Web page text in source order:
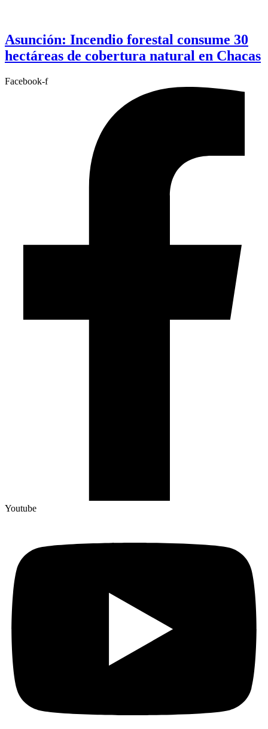
Asunción: Incendio forestal consume 30
hectáreas de cobertura natural en Chacas
Facebook-f
Youtube